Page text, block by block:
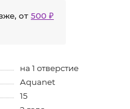
от 500 ₽
на 1 отверстие
Aquanet
15